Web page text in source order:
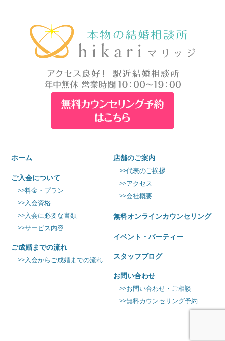
ホーム
ご入会について
>>料金・プラン
>>入会資格
>>入会に必要な書類
>>サービス内容
ご成婚までの流れ
>>入会からご成婚までの流れ
店舗のご案内
>>代表のご挨拶
>>アクセス
>>会社概要
無料オンラインカウンセリング
イベント・パーティー
スタッフブログ
お問い合わせ
>>お問い合わせ・ご相談
>>無料カウンセリング予約